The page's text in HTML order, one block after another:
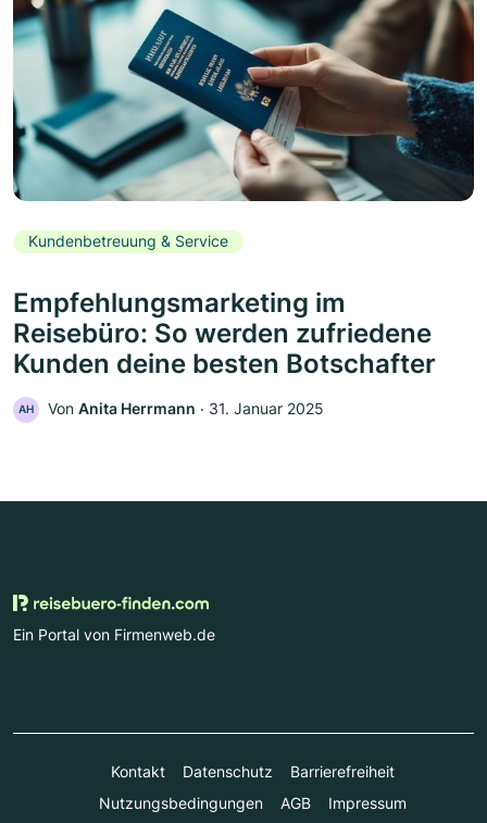
Kundenbetreuung & Service
Empfehlungsmarketing im
Reisebüro: So werden zufriedene
Kunden deine besten Botschafter
AH Von Anita Herrmann ‧ 31. Januar 2025
Ein Portal von Firmenweb.de
Kontakt Datenschutz
Barrierefreiheit
Nutzungsbedingungen
AGB Impressum